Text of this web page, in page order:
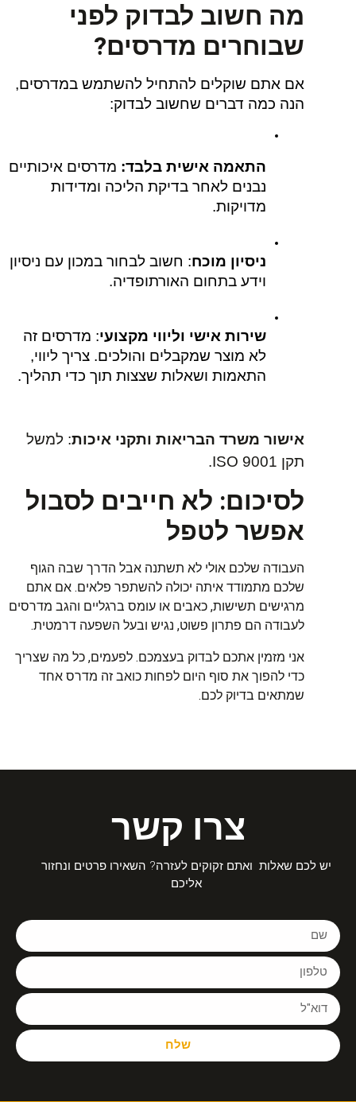
מה חשוב לבדוק לפני
שבוחרים מדרסים?
הנה כמה דברים שחשוב לבדוק:
התאמה אישית בלבד:
מדויקות.
ניסיון מוכח
וידע בתחום האורתופדיה.
שירות אישי וליווי מקצועי
התאמות ושאלות שצצות תוך כדי תהליך.
אישור משרד הבריאות ותקני איכות: למשל
תקן ISO 9001.
לסיכום: לא חייבים לסבול
אפשר לטפל
העבודה שלכם אולי לא תשתנה אבל הדרך שבה הגוף
שלכם מתמודד איתה יכולה להשתפר פלאים. אם אתם
מרגישים תשישות, כאבים או עומס ברגליים והגב מדרסים
לעבודה הם פתרון פשוט, נגיש ובעל השפעה דרמטית.
אני מזמין אתכם לבדוק בעצמכם. לפעמים, כל מה שצריך
כדי להפוך את סוף היום לפחות כואב זה מדרס אחד
שמתאים בדיוק לכם.
צרו קשר
יש לכם שאלות ואתם זקוקים לעזרה? השאירו פרטים ונחזור
אליכם
שלח